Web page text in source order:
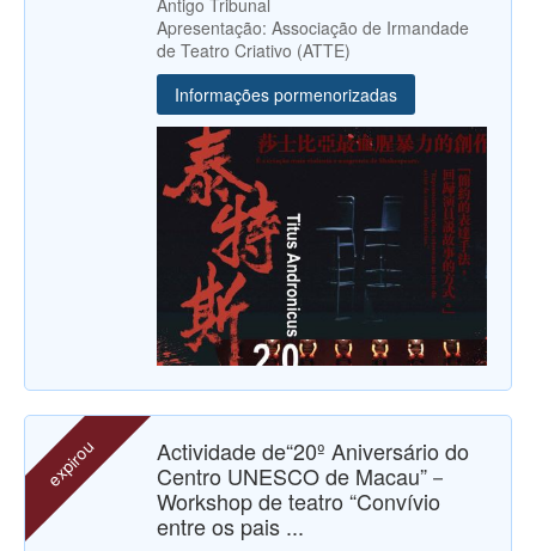
Apresentação: Associação de Irmandade
de Teatro Criativo (ATTE)
Informações pormenorizadas
expirou
Actividade de“20º Aniversário do
Centro UNESCO de Macau”－
Workshop de teatro “Convívio
entre os pais ...